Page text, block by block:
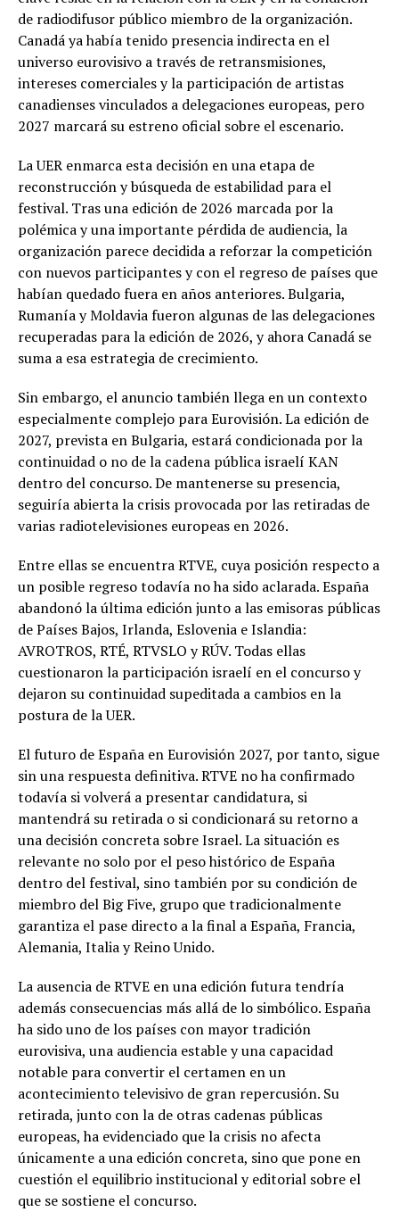
de radiodifusor público miembro de la organización.
Canadá ya había tenido presencia indirecta en el
universo eurovisivo a través de retransmisiones,
intereses comerciales y la participación de artistas
canadienses vinculados a delegaciones europeas, pero
2027 marcará su estreno oficial sobre el escenario.
La UER enmarca esta decisión en una etapa de
reconstrucción y búsqueda de estabilidad para el
festival. Tras una edición de 2026 marcada por la
polémica y una importante pérdida de audiencia, la
organización parece decidida a reforzar la competición
con nuevos participantes y con el regreso de países que
habían quedado fuera en años anteriores. Bulgaria,
Rumanía y Moldavia fueron algunas de las delegaciones
recuperadas para la edición de 2026, y ahora Canadá se
suma a esa estrategia de crecimiento.
Sin embargo, el anuncio también llega en un contexto
especialmente complejo para Eurovisión. La edición de
2027, prevista en Bulgaria, estará condicionada por la
continuidad o no de la cadena pública israelí KAN
dentro del concurso. De mantenerse su presencia,
seguiría abierta la crisis provocada por las retiradas de
varias radiotelevisiones europeas en 2026.
Entre ellas se encuentra RTVE, cuya posición respecto a
un posible regreso todavía no ha sido aclarada. España
abandonó la última edición junto a las emisoras públicas
de Países Bajos, Irlanda, Eslovenia e Islandia:
AVROTROS, RTÉ, RTVSLO y RÚV. Todas ellas
cuestionaron la participación israelí en el concurso y
dejaron su continuidad supeditada a cambios en la
postura de la UER.
El futuro de España en Eurovisión 2027, por tanto, sigue
sin una respuesta definitiva. RTVE no ha confirmado
todavía si volverá a presentar candidatura, si
mantendrá su retirada o si condicionará su retorno a
una decisión concreta sobre Israel. La situación es
relevante no solo por el peso histórico de España
dentro del festival, sino también por su condición de
miembro del Big Five, grupo que tradicionalmente
garantiza el pase directo a la final a España, Francia,
Alemania, Italia y Reino Unido.
La ausencia de RTVE en una edición futura tendría
además consecuencias más allá de lo simbólico. España
ha sido uno de los países con mayor tradición
eurovisiva, una audiencia estable y una capacidad
notable para convertir el certamen en un
acontecimiento televisivo de gran repercusión. Su
retirada, junto con la de otras cadenas públicas
europeas, ha evidenciado que la crisis no afecta
únicamente a una edición concreta, sino que pone en
cuestión el equilibrio institucional y editorial sobre el
que se sostiene el concurso.